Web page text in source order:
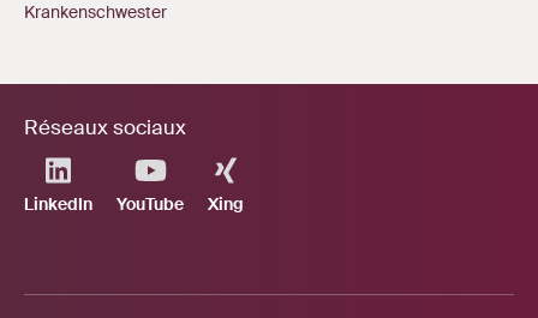
Krankenschwester
Réseaux sociaux
LinkedIn YouTube Xing